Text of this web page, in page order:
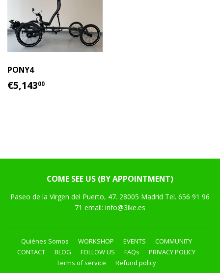
PONY4
REGULAR
PRICE
€5,14300
COME SEE US (BY APPOINTMENT)
Paseo de la Virgen del Puerto, 47. 28005 Madrid Tel. 656 91 96
71 email: info@3ike.es
Quiénes Somos WORKSHOP EVENTS
COMMUNITY
CONTACT
BLOG FOLLOW US FAQs
PRIVACY POLICY
Terms of service
Refund policy